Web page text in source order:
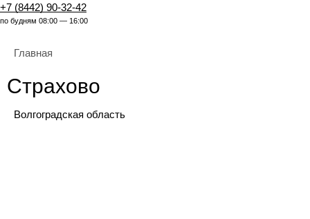
+7 (8442) 90-32-42
по будням 08:00 — 16:00
Главная
Страхово
Волгоградская область